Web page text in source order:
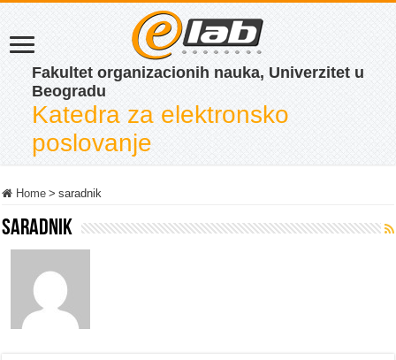
Fakultet organizacionih nauka, Univerzitet u
Beogradu
Katedra za elektronsko
poslovanje
Home > saradnik
saradnik